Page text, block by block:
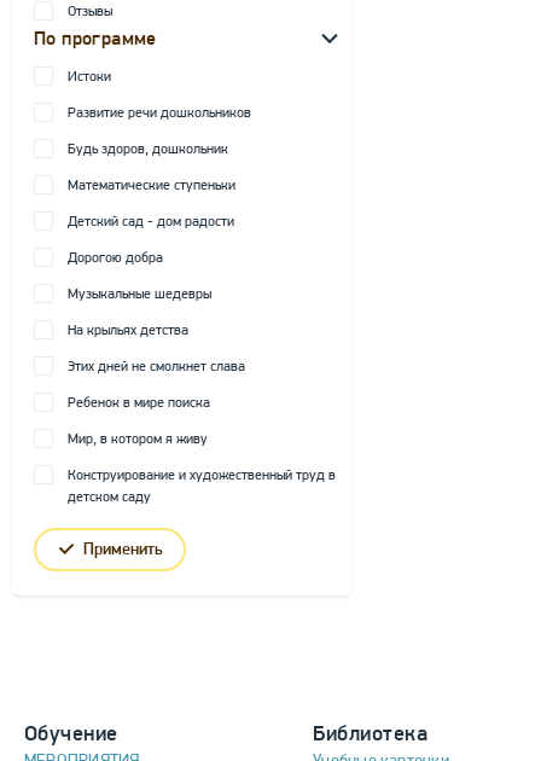
Отзывы
По программе
Истоки
Развитие речи дошкольников
Будь здоров, дошкольник
Математические ступеньки
Детский сад - дом радости
Дорогою добра
Музыкальные шедевры
На крыльях детства
Этих дней не смолкнет слава
Ребенок в мире поиска
Мир, в котором я живу
Конструирование и художественный труд в
детском саду
Применить
Обучение Библиотека